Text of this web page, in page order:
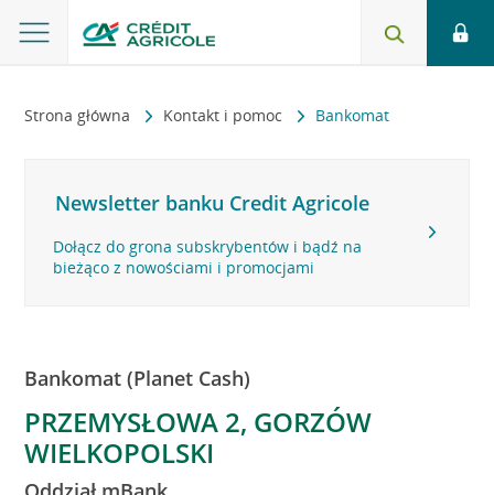
Strona główna Kontakt i pomoc Bankomat
Newsletter banku Credit Agricole
Dołącz do grona subskrybentów i bądź na
bieżąco z nowościami i promocjami
Bankomat (Planet Cash)
PRZEMYSŁOWA 2, GORZÓW
WIELKOPOLSKI